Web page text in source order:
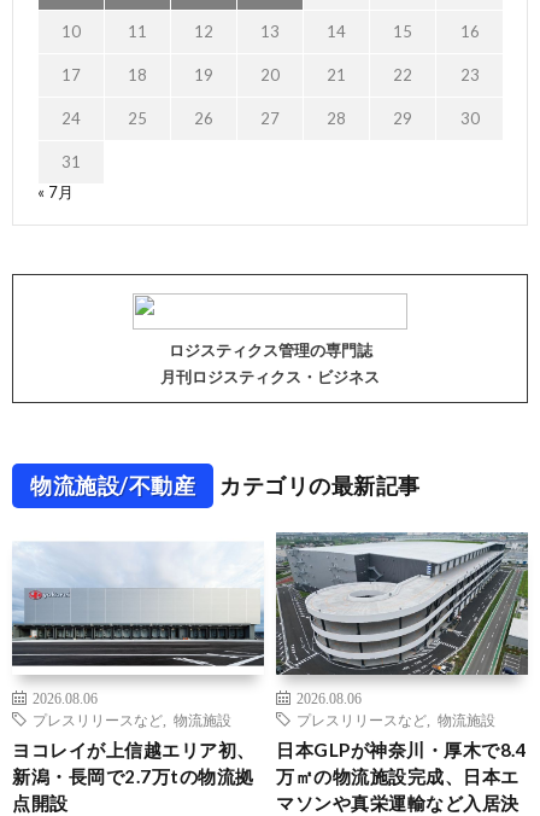
10 11 12 13 14 15 16
17 18 19 20 21 22 23
24 25 26 27 28 29 30
31
« 7月
ロジスティクス管理の専門誌
月刊ロジスティクス・ビジネス
物流施設/不動産 カテゴリの最新記事
2026.08.06
プレスリリースなど
物流施設
ヨコレイが上信越エリア初、
新潟・長岡で2.7万tの物流拠
点開設
2026.08.06
プレスリリースなど
物流施設
日本GLPが神奈川・厚木で8.4
万㎡の物流施設完成、日本エ
マソンや真栄運輸など入居決